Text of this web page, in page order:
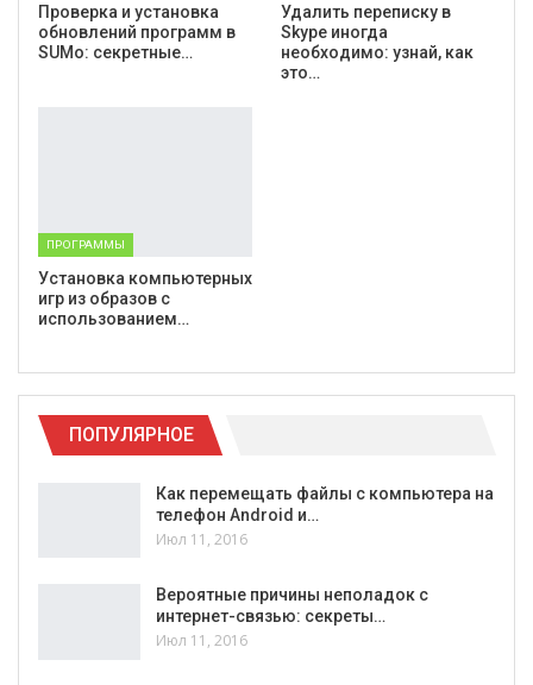
Проверка и установка
обновлений программ в
SUMo: секретные…
Удалить переписку в
Skype иногда
необходимо: узнай, как
это…
ПРОГРАММЫ
Установка компьютерных
игр из образов с
использованием…
ПОПУЛЯРНОЕ
Как перемещать файлы с компьютера на
телефон Android и…
Июл 11, 2016
Вероятные причины неполадок с
интернет-связью: секреты…
Июл 11, 2016